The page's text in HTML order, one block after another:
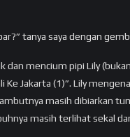
tanya saya dengan
dan mencium pipi Lily
Ke Jakarta (1)”. Lily
masih dibiarkan
masih terlihat sekal